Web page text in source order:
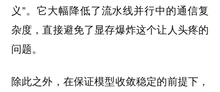
义”。它大幅降低了流水线并行中的通信复
杂度，直接避免了显存爆炸这个让人头疼的
问题。
除此之外，在保证模型收敛稳定的前提下，